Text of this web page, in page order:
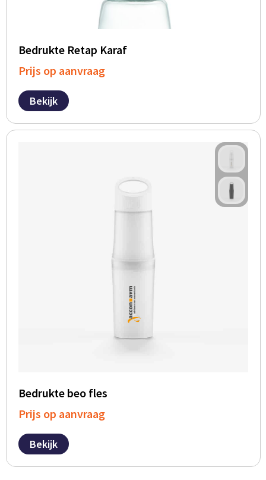
Bedrukte Retap Karaf
Prijs op aanvraag
Bekijk
Bedrukte beo fles
Prijs op aanvraag
Bekijk